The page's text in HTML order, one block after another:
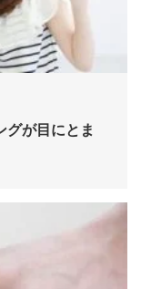
グが目にとま